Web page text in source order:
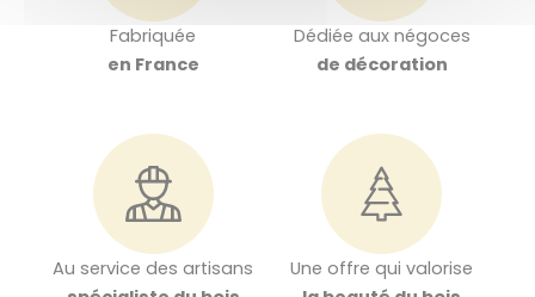
Fabriquée
en France
Au service des artisans
Dédiée aux négoces
de décoration
Une offre qui valorise